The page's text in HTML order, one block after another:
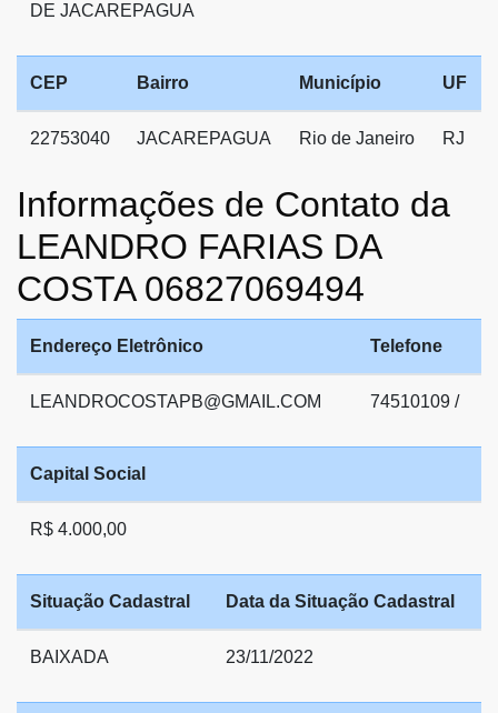
DE JACAREPAGUA
CEP Bairro Município UF
22753040 JACAREPAGUA Rio de Janeiro RJ
Informações de Contato da
LEANDRO FARIAS DA
COSTA 06827069494
Endereço Eletrônico Telefone
LEANDROCOSTAPB@GMAIL.COM 74510109 /
Capital Social
R$ 4.000,00
Situação Cadastral Data da Situação Cadastral
BAIXADA 23/11/2022